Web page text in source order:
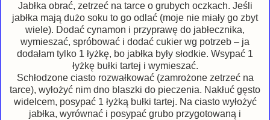
Jabłka obrać, zetrzeć na tarce o grubych oczkach. Jeśli
jabłka mają dużo soku to go odlać (moje nie miały go zbyt
wiele). Dodać cynamon i przyprawę do jabłecznika,
wymieszać, spróbować i dodać cukier wg potrzeb – ja
dodałam tylko 1 łyżkę, bo jabłka były słodkie. Wsypać 1
łyżkę bułki tartej i wymieszać.
Schłodzone ciasto rozwałkować (zamrożone zetrzeć na
tarce), wyłożyć nim dno blaszki do pieczenia. Nakłuć gęsto
widelcem, posypać 1 łyżką bułki tartej. Na ciasto wyłożyć
jabłka, wyrównać i posypać grubo przygotowaną i